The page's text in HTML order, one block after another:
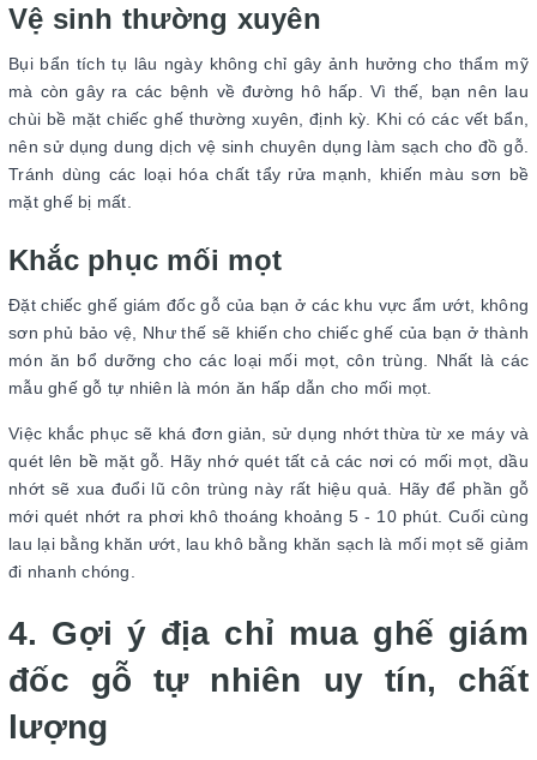
Vệ sinh thường xuyên
Bụi bẩn tích tụ lâu ngày không chỉ gây ảnh hưởng cho thẩm mỹ
mà còn gây ra các bệnh về đường hô hấp. Vì thế, bạn nên lau
chùi bề mặt chiếc ghế thường xuyên, định kỳ. Khi có các vết bẩn,
nên sử dụng dung dịch vệ sinh chuyên dụng làm sạch cho đồ gỗ.
Tránh dùng các loại hóa chất tẩy rửa mạnh, khiến màu sơn bề
mặt ghế bị mất.
Khắc phục mối mọt
Đặt chiếc ghế giám đốc gỗ của bạn ở các khu vực ẩm ướt, không
sơn phủ bảo vệ, Như thế sẽ khiến cho chiếc ghế của bạn ở thành
món ăn bổ dưỡng cho các loại mối mọt, côn trùng. Nhất là các
mẫu ghế gỗ tự nhiên là món ăn hấp dẫn cho mối mọt.
Việc khắc phục sẽ khá đơn giản, sử dụng nhớt thừa từ xe máy và
quét lên bề mặt gỗ. Hãy nhớ quét tất cả các nơi có mối mọt, dầu
nhớt sẽ xua đuổi lũ côn trùng này rất hiệu quả. Hãy để phần gỗ
mới quét nhớt ra phơi khô thoáng khoảng 5 - 10 phút. Cuối cùng
lau lại bằng khăn ướt, lau khô bằng khăn sạch là mối mọt sẽ giảm
đi nhanh chóng.
4. Gợi ý địa chỉ mua ghế giám
đốc gỗ tự nhiên uy tín, chất
lượng